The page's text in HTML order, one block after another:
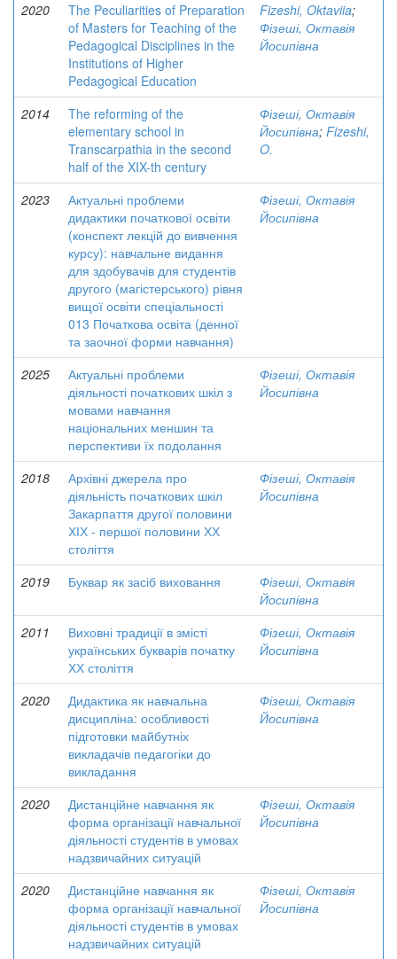
2020
The Peculiarities of Preparation
of Masters for Teaching of the
Pedagogical Disciplines in the
Institutions of Higher
Pedagogical Education
Fizeshi, Oktaviia;
Фізеші, Октавія
Йосипівна
2014
The reforming of the
elementary school in
Transcarpathia in the second
half of the XIX-th century
Фізеші, Октавія
Йосипівна; Fizeshi,
O.
2023
Актуальні проблеми
дидактики початкової освіти
(конспект лекцій до вивчення
курсу): навчальне видання
для здобувачів для студентів
другого (магістерського) рівня
вищої освіти спеціальності
013 Початкова освіта (денної
та заочної форми навчання)
Фізеші, Октавія
Йосипівна
2025
Актуальні проблеми
діяльності початкових шкіл з
мовами навчання
національних меншин та
перспективи їх подолання
Фізеші, Октавія
Йосипівна
2018
Архівні джерела про
діяльність початкових шкіл
Закарпаття другої половини
ХІХ - першої половини ХХ
століття
Фізеші, Октавія
Йосипівна
2019 Буквар як засіб виховання
Фізеші, Октавія
Йосипівна
2011
Виховні традиції в змісті
українських букварів початку
ХХ століття
Фізеші, Октавія
Йосипівна
2020
Дидактика як навчальна
дисципліна: особливості
підготовки майбутніх
викладачів педагогіки до
викладання
Фізеші, Октавія
Йосипівна
2020
Дистанційне навчання як
форма організації навчальної
діяльності студентів в умовах
надзвичайних ситуацій
Фізеші, Октавія
Йосипівна
2020
Дистанційне навчання як
форма організації навчальної
діяльності студентів в умовах
надзвичайних ситуацій
Фізеші, Октавія
Йосипівна